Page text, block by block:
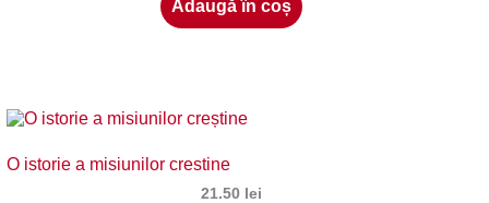
Adaugă în coș
O istorie a misiunilor crestine
21.50 lei